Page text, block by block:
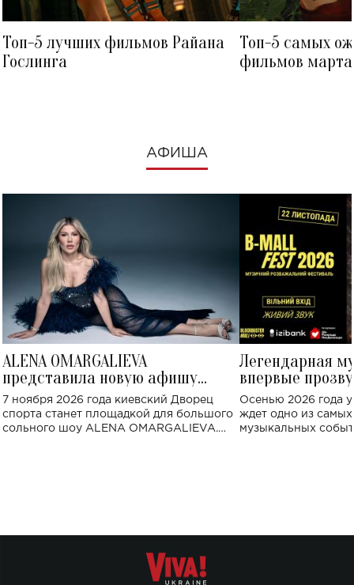
Топ-5 лучших фильмов Райана
Гослинга
Топ-5 самых
фильмов
АФИША
ALENA OMARGALIEVA
представила новую афишу
большого концерта во Дворце
спорта
7 ноября 2026 года киевский Дворец
спорта станет площадкой для большого
сольного шоу ALENA OMARGALIEVA.
Легендарная
впервые
Украине: где
Осенью 2026 года
ждет одно из
музыкальных